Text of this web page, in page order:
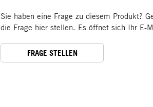
Sie haben eine Frage zu diesem Produkt?
die Frage hier stellen. Es öffnet sich Ihr E-
FRAGE STELLEN